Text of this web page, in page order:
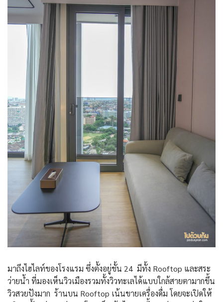
มาถึงไฮไลท์ของโรงแรม ซึ่งตั้งอยู่ชั้น 24 มีทั้ง Rooftop และสระ
ว่ายน้ำ ที่มองเห็นวิวเมืองรวมทั้งวิวทะเลได้แบบใกล้สายตามากขึ้น
วิวสวยปังมาก ร้านบน Rooftop เน้นขายเครื่องดื่ม โดยจะเปิดให้